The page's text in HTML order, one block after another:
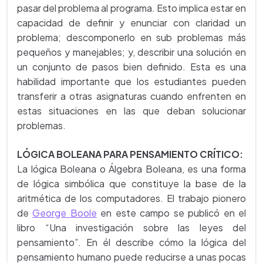
pasar del problema al programa. Esto implica estar en
capacidad de definir y enunciar con claridad un
problema; descomponerlo en sub problemas más
pequeños y manejables; y, describir una solución en
un conjunto de pasos bien definido. Esta es una
habilidad importante que los estudiantes pueden
transferir a otras asignaturas cuando enfrenten en
estas situaciones en las que deban solucionar
problemas.
LÓGICA BOLEANA PARA PENSAMIENTO CRÍTICO:
La lógica Boleana o Álgebra Boleana, es una forma
de lógica simbólica que constituye la base de la
aritmética de los computadores. El trabajo pionero
deGeorge Boole en este campo se publicó en el
libro “Una investigación sobre las leyes del
pensamiento”. En él describe cómo la lógica del
pensamiento humano puede reducirse a unas pocas